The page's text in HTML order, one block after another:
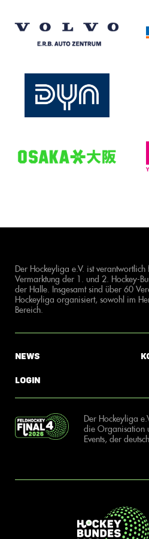
Der Hockeyliga e.V. ist
Vermarktung der 1. und 2. Hockey-
der Halle. Insgesamt sind über 60
Hockeyliga organisiert, sowohl im
Bereich.
News
Login
Der Hockeyliga
die Organisation
Events, der